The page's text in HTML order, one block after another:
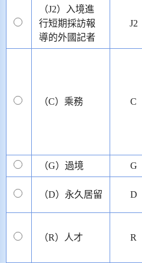
（J2）入境進
行短期採訪報
導的外國記者
J2
（C）乘務 C
（G）過境 G
（D）永久居留 D
（R）人才 R